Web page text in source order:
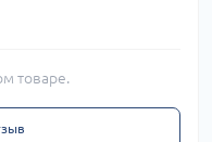
товаре.